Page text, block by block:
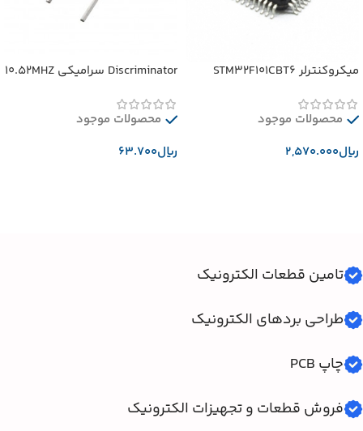
میکروکنترلر STM32F101CBT6
محصولات موجود
﷼
Discriminator سرامیکی 10.52MHZ
محصولات موجود
﷼
تامین قطعات الکترونیک
طراحی بردهای الکترونیک
چاپ PCB
فروش قطعات و تجهیزات الکترونیک